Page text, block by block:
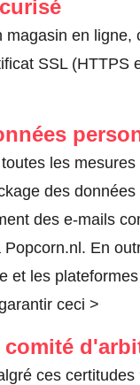
en ligne,
SSL (HTTPS
les
des
des e-mails
En
et les
ceci >
ces